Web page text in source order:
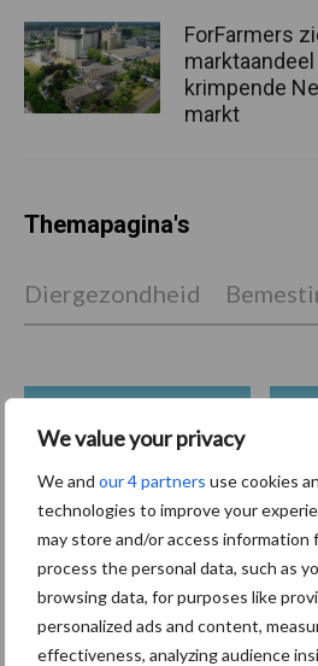
We value your privacy
We and our 4 partners use cookies
technologies to improve your
may store and/or access information
process the personal data, such as
browsing data, for purposes like
personalized ads and content,
effectiveness, analyzing audience
ForFarmers
krimpende
markt
Themapagina's
Diergezondheid
Bedrijfsnieuws
Toon meer